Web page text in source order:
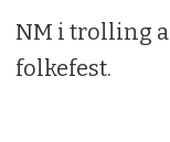
NM i trolling
folkefest.